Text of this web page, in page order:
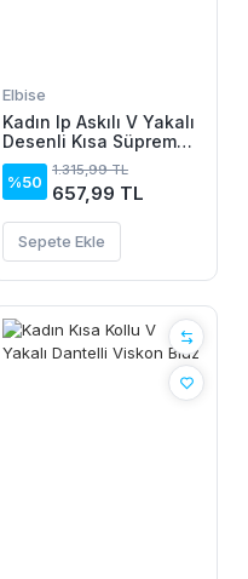
Elbise
Kadın Ip Askılı V Yakalı
Desenli Kısa Süprem
Elbise
%50
1.315,99 TL
657,99 TL
Sepete Ekle